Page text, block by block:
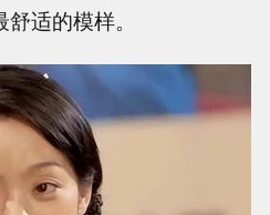
适的模样。